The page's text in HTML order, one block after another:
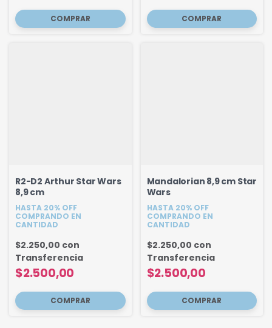
R2-D2 Arthur Star Wars
8,9 cm
HASTA 20% OFF
COMPRANDO EN
CANTIDAD
$2.500,00
$2.250,00 con
Transferencia
Mandalorian 8,9 cm Star
Wars
HASTA 20% OFF
COMPRANDO EN
CANTIDAD
$2.500,00
$2.250,00 con
Transferencia